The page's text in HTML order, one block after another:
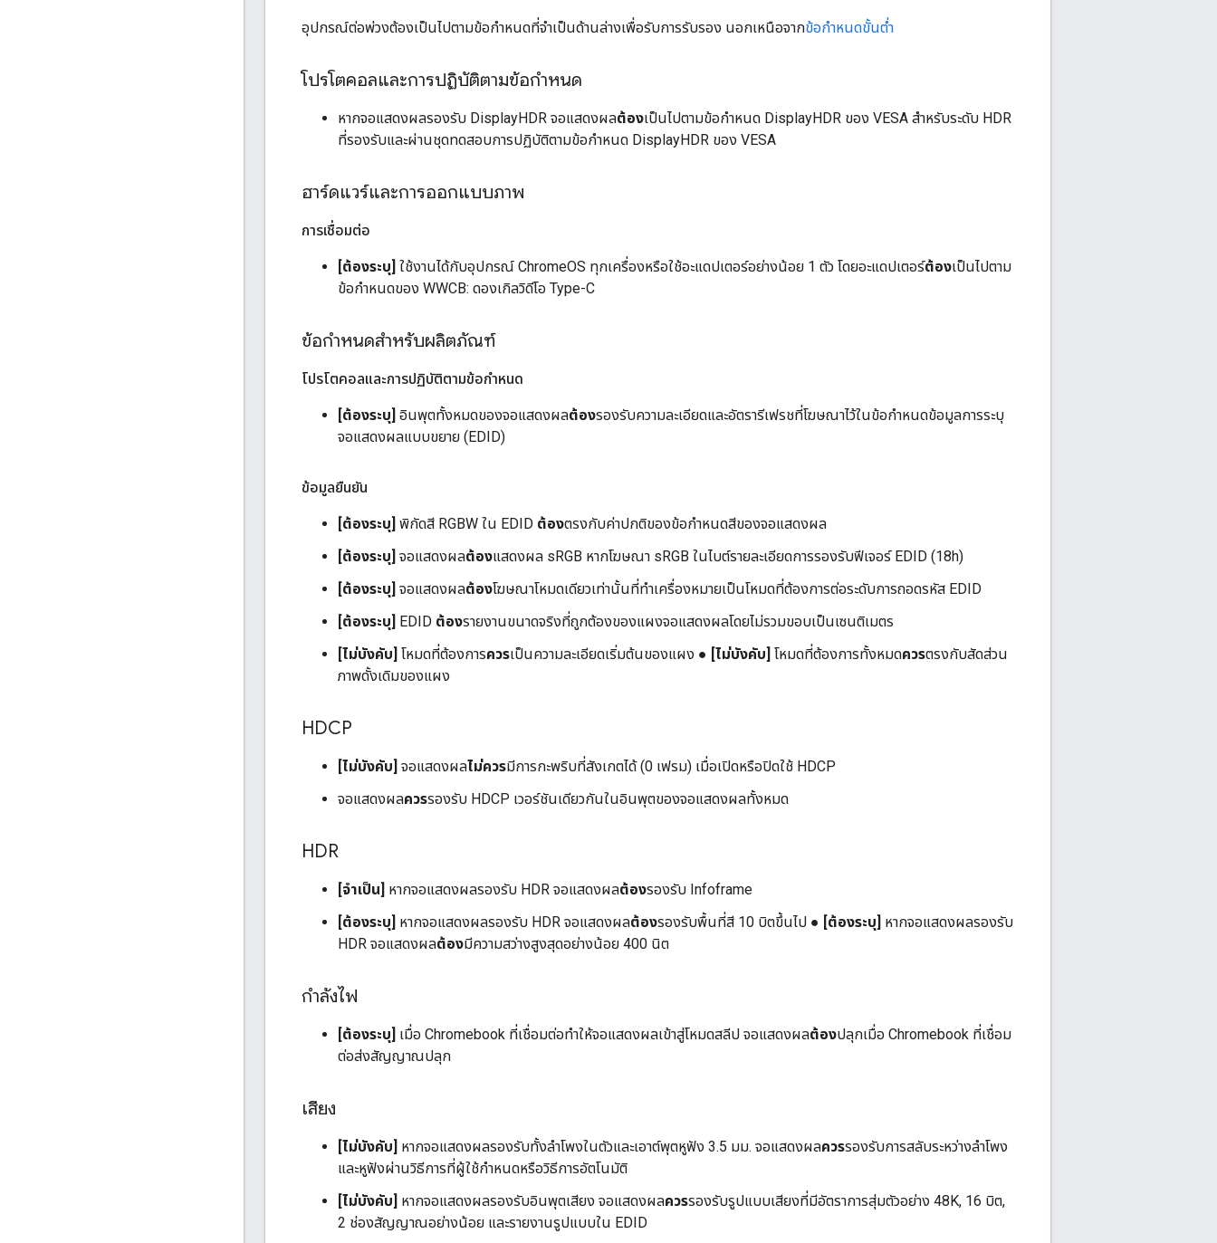
อุปกรณ์ต่อพ่วงต้องเป็นไปตามข้อกำหนดที่จำเป็นด้านล่างเพื่อรับการรับรอง นอกเหนือจากข้อกำหนดขั้นต่ำ
โปรโตคอลและการปฏิบัติตามข้อกำหนด
หากจอแสดงผลรองรับ DisplayHDR จอแสดงผลต้องเป็นไปตามข้อกำหนด DisplayHDR ของ VESA สำหรับระดับ HDR
ที่รองรับและผ่านชุดทดสอบการปฏิบัติตามข้อกำหนด DisplayHDR ของ VESA
ฮาร์ดแวร์และการออกแบบภาพ
การเชื่อมต่อ
[ต้องระบุ] ใช้งานได้กับอุปกรณ์ ChromeOS ทุกเครื่องหรือใช้อะแดปเตอร์อย่างน้อย 1 ตัว โดยอะแดปเตอร์ต้องเป็นไปตาม
ข้อกำหนดของ WWCB: ดองเกิลวิดีโอ Type-C
ข้อกำหนดสำหรับผลิตภัณฑ์
โปรโตคอลและการปฏิบัติตามข้อกำหนด
[ต้องระบุ] อินพุตทั้งหมดของจอแสดงผลต้องรองรับความละเอียดและอัตรารีเฟรชที่โฆษณาไว้ในข้อกำหนดข้อมูลการระบุ
จอแสดงผลแบบขยาย (EDID)
ข้อมูลยืนยัน
[ต้องระบุ] พิกัดสี RGBW ใน EDID ต้องตรงกับค่าปกติของข้อกำหนดสีของจอแสดงผล
[ต้องระบุ] จอแสดงผลต้องแสดงผล sRGB หากโฆษณา sRGB ในไบต์รายละเอียดการรองรับฟีเจอร์ EDID (18h)
[ต้องระบุ] จอแสดงผลต้องโฆษณาโหมดเดียวเท่านั้นที่ทำเครื่องหมายเป็นโหมดที่ต้องการต่อระดับการถอดรหัส EDID
[ต้องระบุ] EDID ต้องรายงานขนาดจริงที่ถูกต้องของแผงจอแสดงผลโดยไม่รวมขอบเป็นเซนติเมตร
[ไม่บังคับ] โหมดที่ต้องการควรเป็นความละเอียดเริ่มต้นของแผง ● [ไม่บังคับ] โหมดที่ต้องการทั้งหมดควรตรงกับสัดส่วน
ภาพดั้งเดิมของแผง
HDCP
[ไม่บังคับ] จอแสดงผลไม่ควรมีการกะพริบที่สังเกตได้ (0 เฟรม) เมื่อเปิดหรือปิดใช้ HDCP
จอแสดงผลควรรองรับ HDCP เวอร์ชันเดียวกันในอินพุตของจอแสดงผลทั้งหมด
HDR
[จำเป็น] หากจอแสดงผลรองรับ HDR จอแสดงผลต้องรองรับ Infoframe
[ต้องระบุ] หากจอแสดงผลรองรับ HDR จอแสดงผลต้องรองรับพื้นที่สี 10 บิตขึ้นไป ● [ต้องระบุ] หากจอแสดงผลรองรับ
HDR จอแสดงผลต้องมีความสว่างสูงสุดอย่างน้อย 400 นิต
กำลังไฟ
[ต้องระบุ] เมื่อ Chromebook ที่เชื่อมต่อทำให้จอแสดงผลเข้าสู่โหมดสลีป จอแสดงผลต้องปลุกเมื่อ Chromebook ที่เชื่อม
ต่อส่งสัญญาณปลุก
เสียง
[ไม่บังคับ] หากจอแสดงผลรองรับทั้งลำโพงในตัวและเอาต์พุตหูฟัง 3.5 มม. จอแสดงผลควรรองรับการสลับระหว่างลำโพง
และหูฟังผ่านวิธีการที่ผู้ใช้กำหนดหรือวิธีการอัตโนมัติ
[ไม่บังคับ] หากจอแสดงผลรองรับอินพุตเสียง จอแสดงผลควรรองรับรูปแบบเสียงที่มีอัตราการสุ่มตัวอย่าง 48K, 16 บิต,
2 ช่องสัญญาณอย่างน้อย และรายงานรูปแบบใน EDID